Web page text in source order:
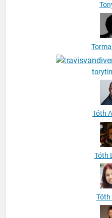
Tóth
Tóth
Tóth